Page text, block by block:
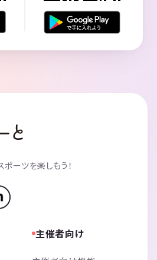
ーツを楽しもう！
主催者向け